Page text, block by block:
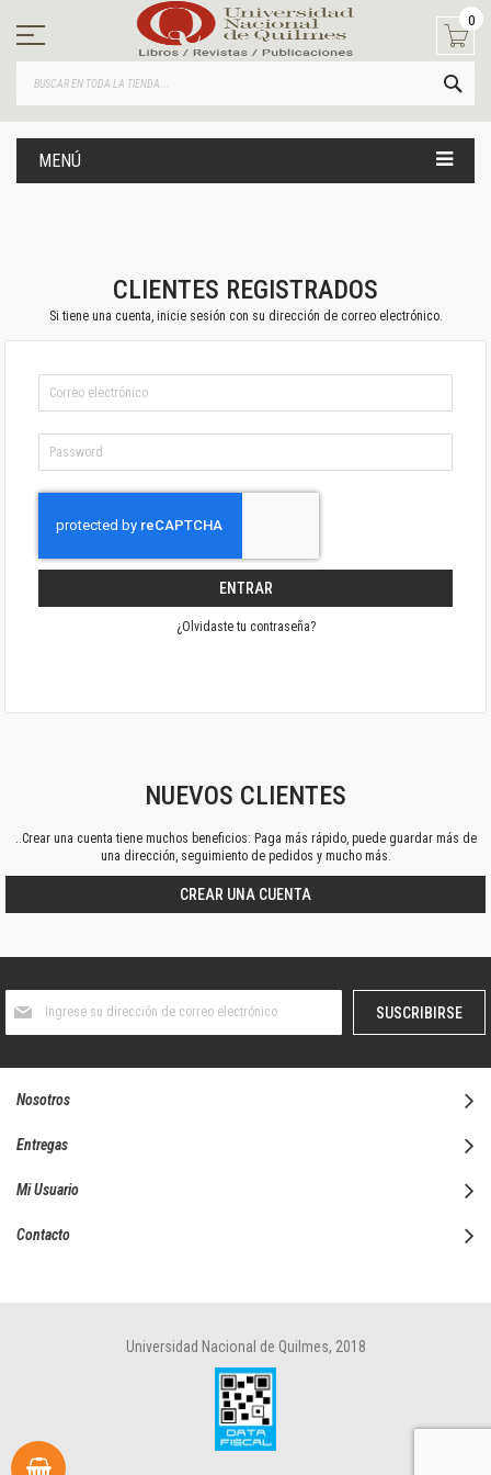
contenido
0
MENÚ
CLIENTES REGISTRADOS
Si tiene una cuenta, inicie sesión con su dirección de correo electrónico.
ENTRAR
¿Olvidaste tu contraseña?
NUEVOS CLIENTES
..Crear una cuenta tiene muchos beneficios: Paga más rápido, puede guardar más de
una dirección, seguimiento de pedidos y mucho más.
CREAR UNA CUENTA
boletín
SUSCRIBIRSE
Nosotros
Entregas
Mi Usuario
Contacto
Universidad Nacional de Quilmes, 2018